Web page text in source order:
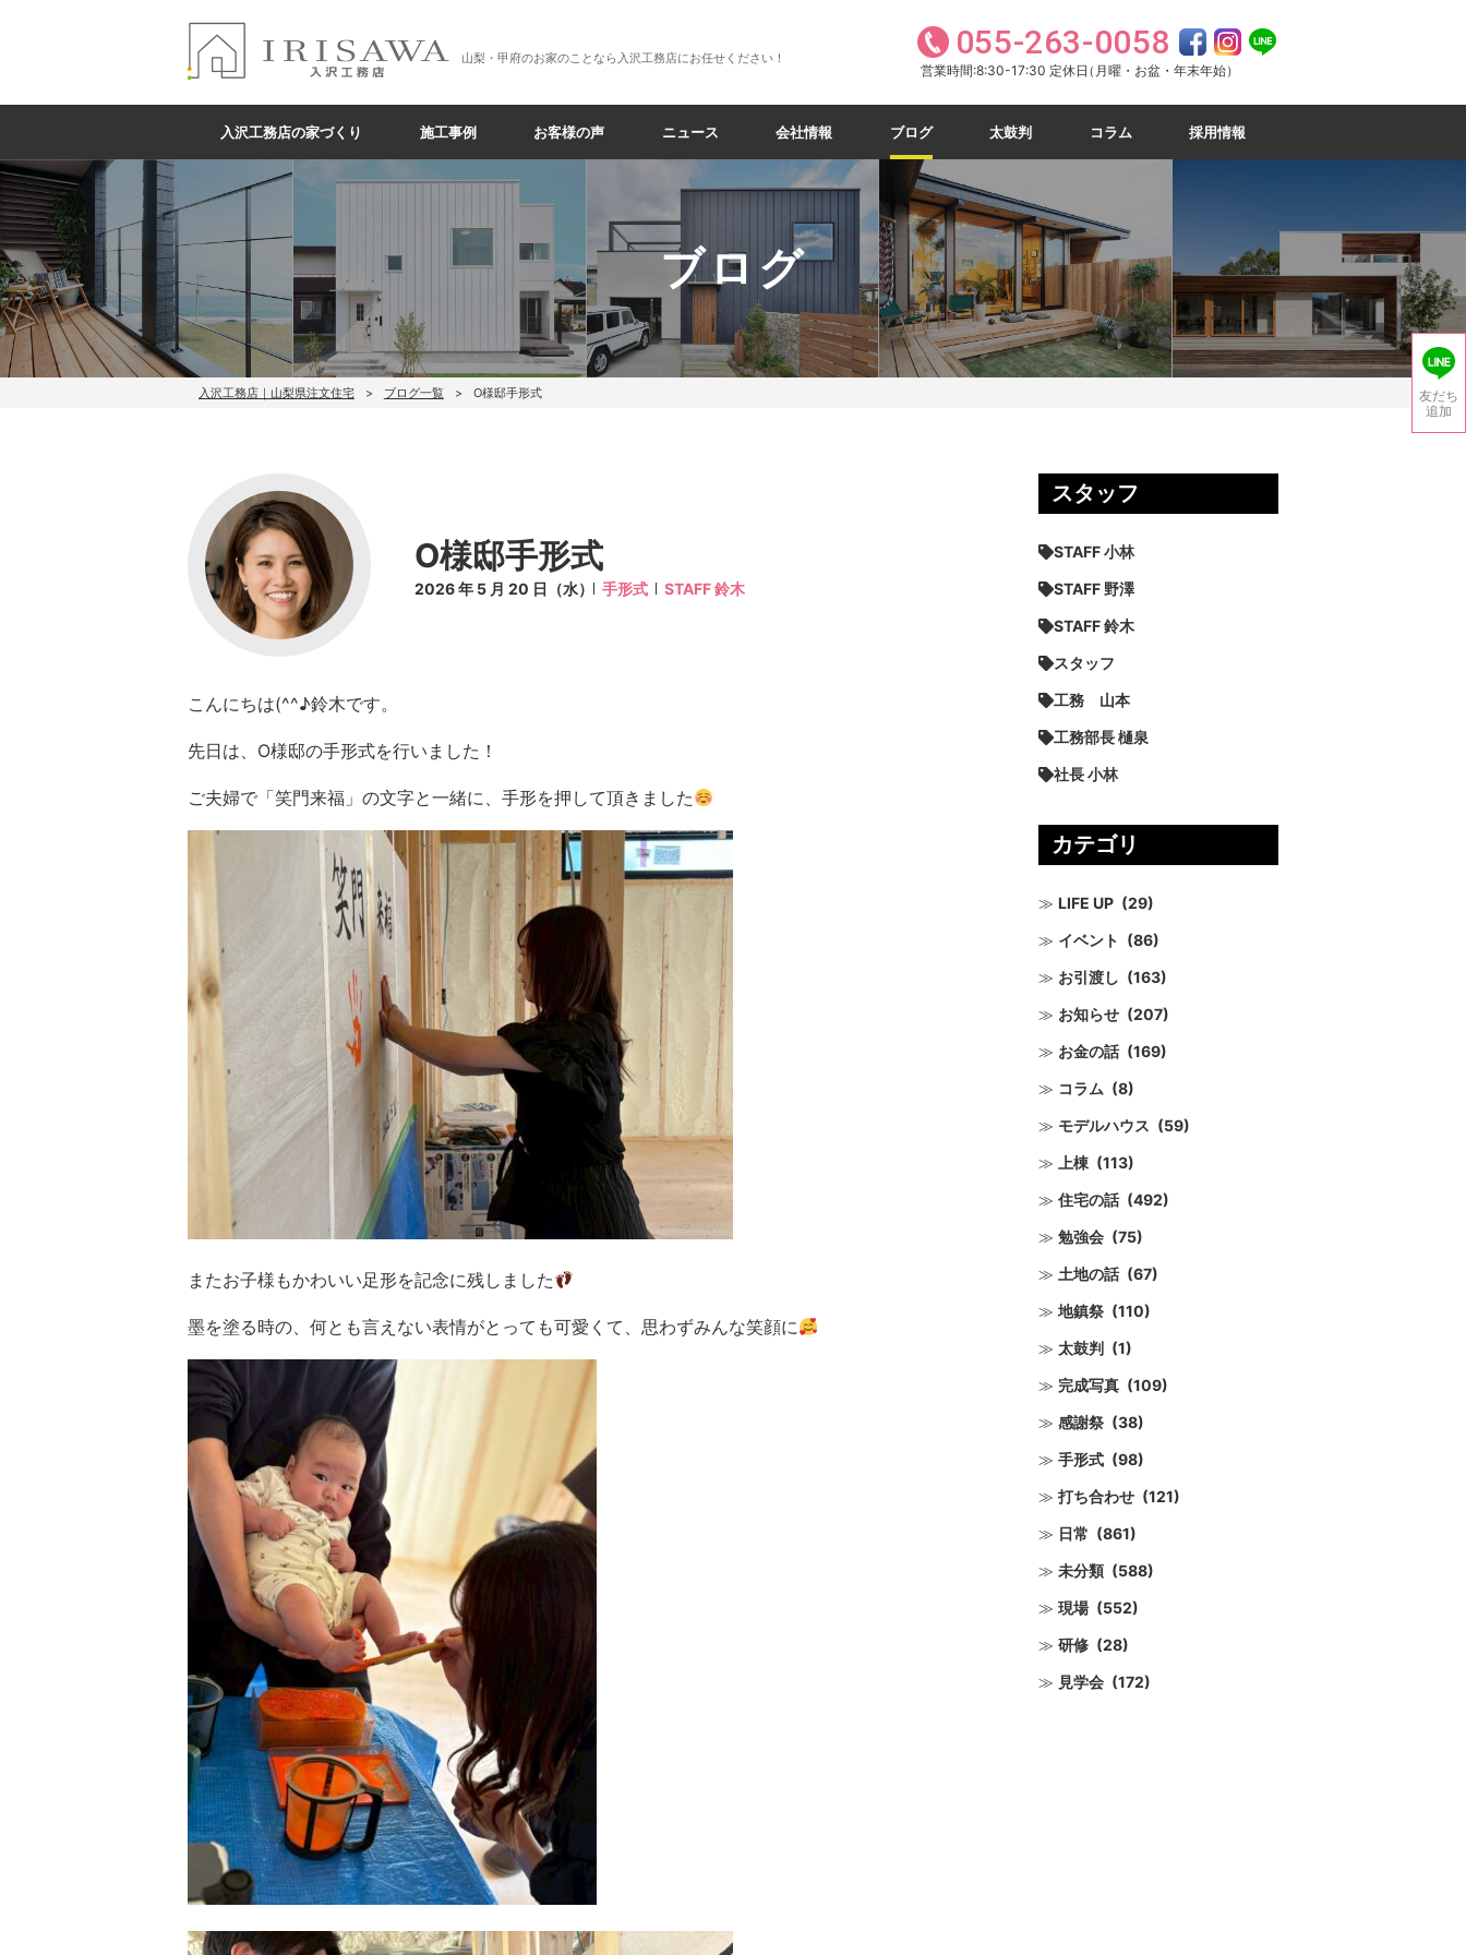
山梨・甲府のお家のことなら入沢工務店にお任せください！ 055-263-0058
営業時間:8:30-17:30 定休日（月曜・お盆・年末年始）
入沢工務店の家づくり 施工事例 お客様の声 ニュース 会社情報 ブログ 太鼓判 コラム 採用情報
ブログ
入沢工務店｜山梨県注文住宅 ブログ一覧 O様邸手形式
O様邸手形式
2026 年 5 月 20 日（水） 手形式 STAFF 鈴木
こんにちは(^^♪鈴木です。
先日は、O様邸の手形式を行いました！
ご夫婦で「笑門来福」の文字と一緒に、手形を押して頂きました
またお子様もかわいい足形を記念に残しました
墨を塗る時の、何とも言えない表情がとっても可愛くて、思わずみんな笑顔に
スタッフ
STAFF 小林
STAFF 野澤
STAFF 鈴木
スタッフ
工務 山本
工務部長 樋泉
社長 小林
カテゴリ
LIFE UP (29)
イベント (86)
お引渡し (163)
お知らせ (207)
お金の話 (169)
コラム (8)
モデルハウス (59)
上棟 (113)
住宅の話 (492)
勉強会 (75)
土地の話 (67)
地鎮祭 (110)
太鼓判 (1)
完成写真 (109)
感謝祭 (38)
手形式 (98)
打ち合わせ (121)
日常 (861)
未分類 (588)
現場 (552)
研修 (28)
見学会 (172)
友だち
追加